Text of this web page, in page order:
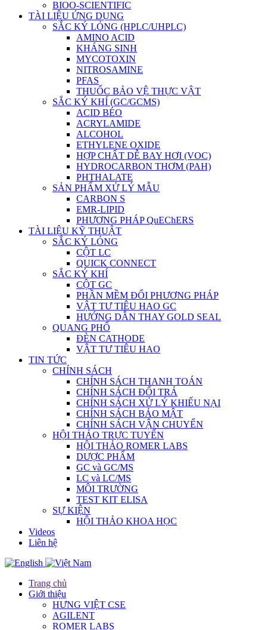
BIOO-SCIENTIFIC
TÀI LIỆU ỨNG DỤNG
SẮC KÝ LỎNG (HPLC/UHPLC)
AMINO ACID
KHÁNG SINH
MYCOTOXIN
NITROSAMINE
PFAS
THUỐC BẢO VỆ THỰC VẬT
SẮC KÝ KHÍ (GC/GCMS)
ACID BÉO
ACRYLAMIDE
ALCOHOL
ETHYLENE OXIDE
HỢP CHẤT DỄ BAY HƠI (VOC)
HYDROCARBON THƠM (PAH)
PHTHALATE
SẢN PHẨM XỬ LÝ MẪU
CARBON S
EMR-LIPID
PHƯƠNG PHÁP QuEChERS
TÀI LIỆU KỸ THUẬT
SẮC KÝ LỎNG
CỘT LC
QUICK CONNECT
SẮC KÝ KHÍ
CỘT GC
PHẦN MỀM ĐỔI PHƯƠNG PHÁP
VẬT TƯ TIÊU HAO GC
HƯỚNG DẪN THAY GOLD SEAL
QUANG PHỔ
ĐÈN CATHODE
VẬT TƯ TIÊU HAO
TIN TỨC
CHÍNH SÁCH
CHÍNH SÁCH THANH TOÁN
CHÍNH SÁCH ĐỔI TRẢ
CHÍNH SÁCH XỬ LÝ KHIẾU NẠI
CHÍNH SÁCH BẢO MẬT
CHÍNH SÁCH VẬN CHUYỂN
HỘI THẢO TRỰC TUYẾN
HỘI THẢO ROMER LABS
DƯỢC PHẨM
GC và GC/MS
LC và LC/MS
MÔI TRƯỜNG
TEST KIT ELISA
SỰ KIỆN
HỘI THẢO KHOA HỌC
Videos
Liên hệ
Trang chủ
Giới thiệu
HƯNG VIỆT CSE
AGILENT
ROMER LABS